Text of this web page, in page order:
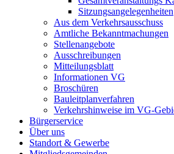
Sitzungsangelegenheiten
Aus dem Verkehrsausschuss
Amtliche Bekanntmachungen
Stellenangebote
Ausschreibungen
Mitteilungsblatt
Informationen VG
Broschüren
Bauleitplanverfahren
Verkehrshinweise im VG-
Bürgerservice
Über uns
Standort & Gewerbe